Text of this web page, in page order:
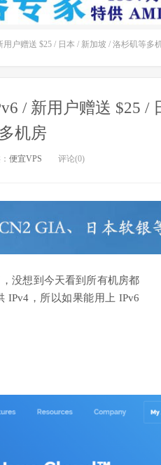
户赠送 $25 / 日本 / 新加坡 / 洛杉矶等多
/ 新用户赠送 $25 /
机房
便宜VPS 评论(0)
没想到今天看到所有机房都
IPv4，所以如果能用上 IPv6